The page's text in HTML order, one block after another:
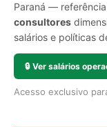
Paraná —
consultores
salários e políticas
🔒 Ver salários
Acesso exclusivo